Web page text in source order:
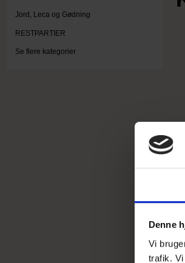
Denne
Vi
trafik.
Jord, Leca og Gødning
RESTPARTIER
Se flere kategorier